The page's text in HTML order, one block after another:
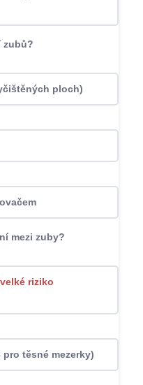
zubů?
ploch)
mezi zuby?
riziko
těsné mezerky)